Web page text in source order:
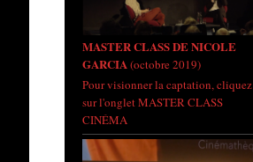
MASTER CLASS DE NICOLE
GARCIA(octobre 2019)
Pour visionner la captation, cliquez
sur l'onglet MASTER CLASS
CINÉMA